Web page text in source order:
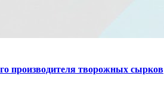
производителя творожных сырков